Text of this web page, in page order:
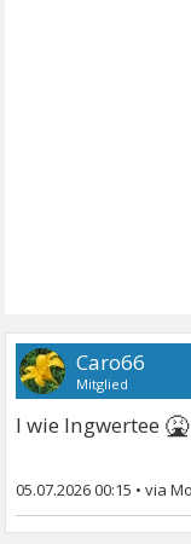
Caro66
Mitglied
I wie Ingwertee 🤮
05.07.2026 00:15 •